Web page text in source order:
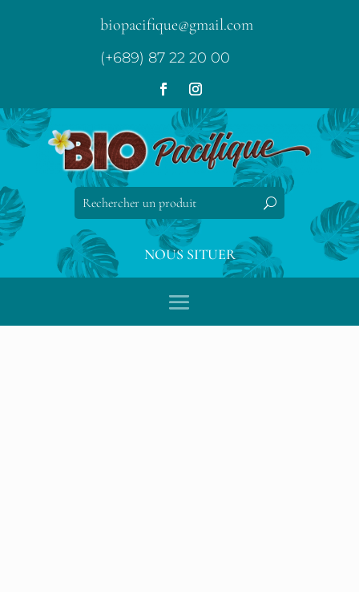
biopacifique@gmail.com
(+689) 87 22 20 00
NOUS SITUER